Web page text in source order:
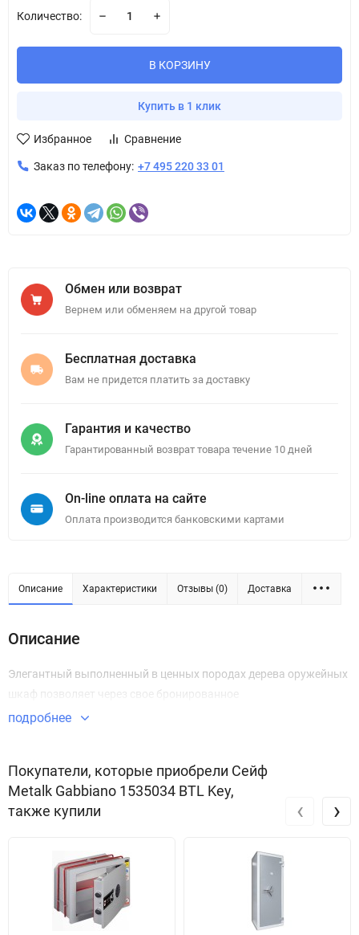
Количество:
В КОРЗИНУ
Купить в 1 клик
Избранное Сравнение
Заказ по телефону: +7 495 220 33 01
Обмен или возврат
Вернем или обменяем на другой товар
Бесплатная доставка
Вам не придется платить за доставку
Гарантия и качество
Гарантированный возврат товара течение 10 дней
On-line оплата на сайте
Оплата производится банковскими картами
Описание Характеристики Отзывы (0) Доставка
Описание
Элегантный выполненный в ценных породах дерева оружейных
шкаф позволяет через свое бронированное
подробнее
Покупатели, которые приобрели Сейф
Metalk Gabbiano 1535034 BTL Key,
также купили
‹ ›